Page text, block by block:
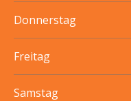
Donnerstag
Freitag
Samstag